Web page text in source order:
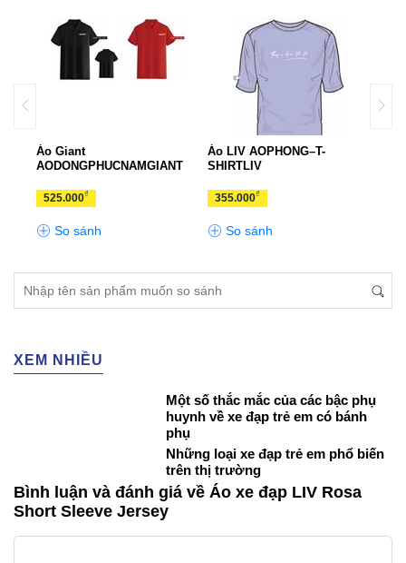
Áo Giant
AODONGPHUCNAMGIANT
525.000₫
So sánh
Áo LIV AOPHONG–T-
SHIRTLIV
355.000₫
So sánh
XEM NHIỀU
Một số thắc mắc của các bậc phụ
huynh về xe đạp trẻ em có bánh
phụ
Những loại xe đạp trẻ em phổ biến
trên thị trường
Bình luận và đánh giá về Áo xe đạp LIV Rosa
Short Sleeve Jersey